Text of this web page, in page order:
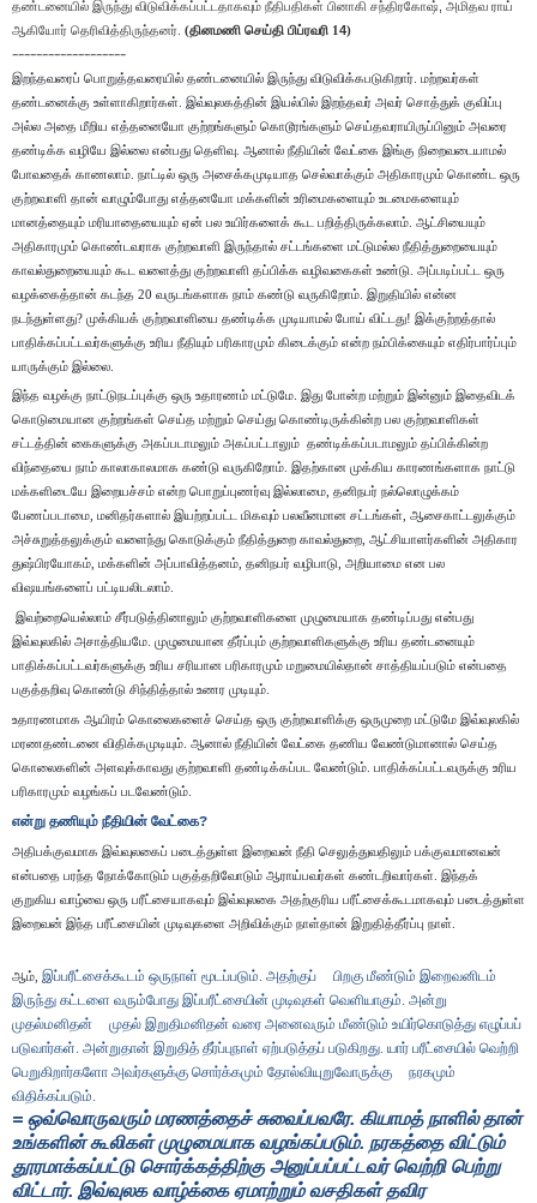
தண்டனையில் இருந்து விடுவிக்கப்பட்டதாகவும் நீதிபதிகள் பினாகி சந்திரகோஷ் அமிதவ ராய்
ஆகியோர் தெரிவித்திருந்தனர். (தினமணி செய்தி பிப்ரவரி 14)
-------------------
இறந்தவரைப் பொறுத்தவரையில் தண்டனையில் இருந்து விடுவிக்கபடுகிறார். மற்றவர்கள்
தண்டனைக்கு உள்ளாகிறார்கள். இவ்வுலகத்தின் இயல்பில் இறந்தவர் அவர் சொத்துக் குவிப்பு
அல்ல அதை மீறிய எத்தனையோ குற்றங்களும் கொடூரங்களும் செய்தவராயிருப்பினும் அவரை
தண்டிக்க வழியே இல்லை என்பது தெளிவு. ஆனால் நீதியின் வேட்கை இங்கு நிறைவடையாமல்
போவதைக் காணலாம். நாட்டில் ஒரு அசைக்கமுடியாத செல்வாக்கும் அதிகாரமும் கொண்ட ஒரு
குற்றவாளி தான் வாழும்போது எத்தனயோ மக்களின் உரிமைகளையும் உடமைகளையும்
மானத்தையும் மரியாதையையும் ஏன் பல உயிர்களைக் கூட பறித்திருக்கலாம். ஆட்சியையும்
அதிகாரமும் கொண்டவராக குற்றவாளி இருந்தால் சட்டங்களை மட்டுமல்ல நீதித்துறையையும்
காவல்துறையையும் கூட வளைத்து குற்றவாளி தப்பிக்க வழிவகைகள் உண்டு. அப்படிப்பட்ட ஒரு
வழக்கைத்தான் கடந்த 20 வருடங்களாக நாம் கண்டு வருகிறோம். இறுதியில் என்ன
நடந்துள்ளது? முக்கியக் குற்றவாளியை தண்டிக்க முடியாமல் போய் விட்டது! இக்குற்றத்தால்
பாதிக்கப்பட்டவர்களுக்கு உரிய நீதியும் பரிகாரமும் கிடைக்கும் என்ற நம்பிக்கையும் எதிர்பார்ப்பும்
யாருக்கும் இல்லை.
இந்த வழக்கு நாட்டுநடப்புக்கு ஒரு உதாரணம் மட்டுமே. இது போன்ற மற்றும் இன்னும் இதைவிடக்
கொடுமையான குற்றங்கள் செய்த மற்றும் செய்து கொண்டிருக்கின்ற பல குற்றவாளிகள்
சட்டத்தின் கைகளுக்கு அகப்படாமலும் அகப்பட்டாலும் தண்டிக்கப்படாமலும் தப்பிக்கின்ற
விந்தையை நாம் காலாகாலமாக கண்டு வருகிறோம். இதற்கான முக்கிய காரணங்களாக நாட்டு
மக்களிடையே இறையச்சம் என்ற பொறுப்புணர்வு இல்லாமை, தனிநபர் நல்லொழுக்கம்
பேணப்படாமை, மனிதர்களால் இயற்றப்பட்ட மிகவும் பலவீனமான சட்டங்கள், ஆசைகாட்டலுக்கும்
அச்சுறுத்தலுக்கும் வளைந்து கொடுக்கும் நீதித்துறை காவல்துறை, ஆட்சியாளர்களின் அதிகார
துஷ்பிரயோகம், மக்களின் அப்பாவித்தனம், தனிநபர் வழிபாடு, அறியாமை என பல
விஷயங்களைப் பட்டியலிடலாம்.
இவற்றையெல்லாம் சீர்படுத்தினாலும் குற்றவாளிகளை முழுமையாக தண்டிப்பது என்பது
இவ்வுலகில் அசாத்தியமே. முழுமையான தீர்ப்பும் குற்றவாளிகளுக்கு உரிய தண்டனையும்
பாதிக்கப்பட்டவர்களுக்கு உரிய சரியான பரிகாரமும் மறுமையில்தான் சாத்தியப்படும் என்பதை
பகுத்தறிவு கொண்டு சிந்தித்தால் உணர முடியும்.
உதாரணமாக ஆயிரம் கொலைகளைச் செய்த ஒரு குற்றவாளிக்கு ஒருமுறை மட்டுமே இவ்வுலகில்
மரணதண்டனை விதிக்கமுடியும். ஆனால் நீதியின் வேட்கை தணிய வேண்டுமானால் செய்த
கொலைகளின் அளவுக்காவது குற்றவாளி தண்டிக்கப்பட வேண்டும். பாதிக்கப்பட்டவருக்கு உரிய
பரிகாரமும் வழங்கப் படவேண்டும்.
என்று தணியும் நீதியின் வேட்கை?
அதிபக்குவமாக இவ்வுலகைப் படைத்துள்ள இறைவன் நீதி செலுத்துவதிலும் பக்குவமானவன்
என்பதை பரந்த நோக்கோடும் பகுத்தறிவோடும் ஆராய்பவர்கள் கண்டறிவார்கள். இந்தக்
குறுகிய வாழ்வை ஒரு பரீட்சையாகவும் இவ்வுலகை அதற்குரிய பரீட்சைக்கூடமாகவும் படைத்துள்ள
இறைவன் இந்த பரீட்சையின் முடிவுகளை அறிவிக்கும் நாள்தான் இறுதித்தீர்ப்பு நாள்.
ஆம், இப்பரீட்சைக்கூடம் ஒருநாள் மூடப்படும். அதற்குப்
பிறகு மீண்டும் இறைவனிடம்
இருந்து கட்டளை வரும்போது இப்பரீட்சையின் முடிவுகள் வெளியாகும். அன்று
முதல்மனிதன்
முதல் இறுதிமனிதன் வரை அனைவரும் மீண்டும் உயிர்கொடுத்து எழுப்பப்
படுவார்கள். அன்றுதான் இறுதித் தீர்ப்புநாள் ஏற்படுத்தப் படுகிறது. யார் பரீட்சையில் வெற்றி
பெறுகிறார்களோ அவர்களுக்கு சொர்க்கமும் தோல்வியுறுவோருக்கு
நரகமும்
விதிக்கப்படும்.
= ஒவ்வொருவரும் மரணத்தைச் சுவைப்பவரே. கியாமத் நாளில் தான்
உங்களின் கூலிகள் முழுமையாக வழங்கப்படும். நரகத்தை விட்டும்
தூரமாக்கப்பட்டு சொர்க்கத்திற்கு அனுப்பப்பட்டவர் வெற்றி பெற்று
விட்டார். இவ்வுலக வாழ்க்கை ஏமாற்றும் வசதிகள் தவிர